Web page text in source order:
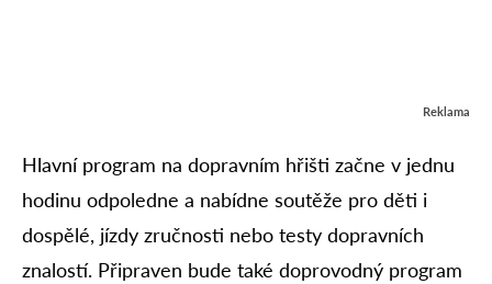
Reklama
Hlavní program na dopravním hřišti začne v jednu
hodinu odpoledne a nabídne soutěže pro děti i
dospělé, jízdy zručnosti nebo testy dopravních
znalostí. Připraven bude také doprovodný program